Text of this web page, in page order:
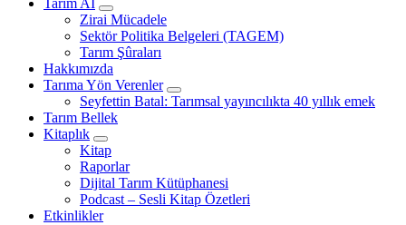
Türk Tarımının İnternetteki Adresi
Tarım AI
Zirai Mücadele
Sektör Politika Belgeleri (TAGEM)
Tarım Şûraları
Hakkımızda
Tarıma Yön Verenler
Seyfettin Batal: Tarımsal yayıncılıkta 40 yıllık emek
Tarım Bellek
Kitaplık
Kitap
Raporlar
Dijital Tarım Kütüphanesi
Podcast – Sesli Kitap Özetleri
Etkinlikler